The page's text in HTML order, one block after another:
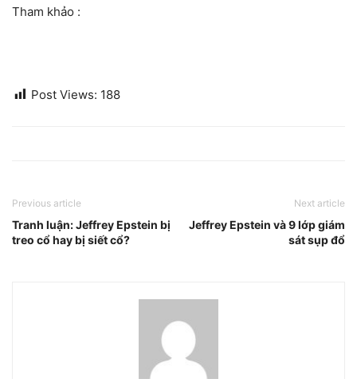
Tham khảo :
Post Views: 188
Previous article
Tranh luận: Jeffrey Epstein bị
treo cổ hay bị siết cổ?
Next article
Jeffrey Epstein và 9 lớp giám
sát sụp đổ